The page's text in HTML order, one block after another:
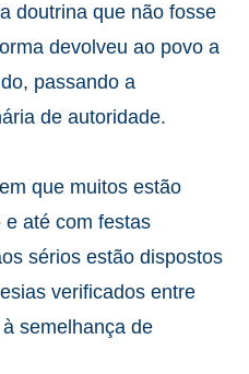
doutrina que não fosse
devolveu ao povo a
passando a
de autoridade.
que muitos estão
e até com festas
sérios estão dispostos
verificados entre
semelhança de